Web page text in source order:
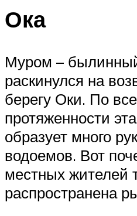
Ока
Муром –
раскинулся на
берегу Оки. По
протяженности
образует много
водоемов. Вот
местных жителей
распространена